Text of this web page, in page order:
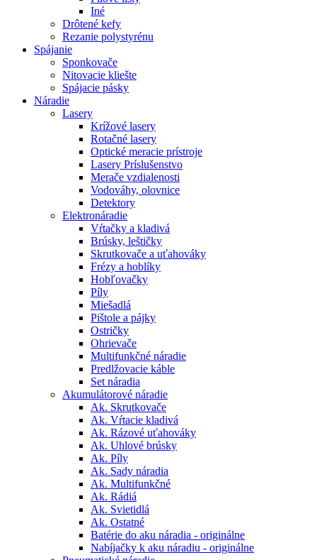
Iné
Drôtené kefy
Rezanie polystyrénu
Spájanie
Sponkovače
Nitovacie kliešte
Spájacie pásky
Náradie
Lasery
Krížové lasery
Rotačné lasery
Optické meracie prístroje
Lasery Príslušenstvo
Merače vzdialenosti
Vodováhy, olovnice
Detektory
Elektronáradie
Vŕtačky a kladivá
Brúsky, leštičky
Skrutkovače a uťahováky
Frézy a hoblíky
Hobľovačky
Píly
Miešadlá
Pištole a pájky
Ostričky
Ohrievače
Multifunkčné náradie
Predlžovacie káble
Set náradia
Akumulátorové náradie
Ak. Skrutkovače
Ak. Vŕtacie kladivá
Ak. Rázové uťahováky
Ak. Uhlové brúsky
Ak. Píly
Ak. Sady náradia
Ak. Multifunkčné
Ak. Rádiá
Ak. Svietidlá
Ak. Ostatné
Batérie do aku náradia - originálne
Nabíjačky k aku náradiu - originálne